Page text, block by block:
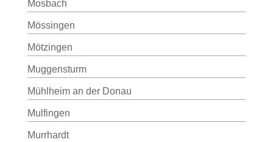
Mosbach
Mössingen
Mötzingen
Muggensturm
Mühlheim an der Donau
Mulfingen
Murrhardt